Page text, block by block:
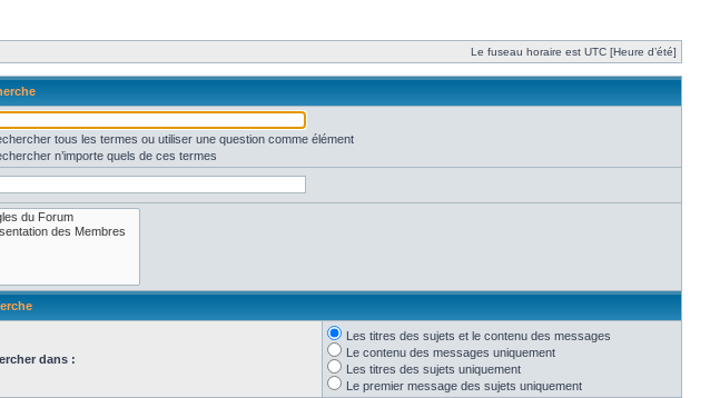
Le fuseau horaire est UTC [Heure d’été]
tous les termes ou utiliser une question comme élément
n’importe quels de ces termes
dans :
Les titres des sujets et le contenu des messages
Le contenu des messages uniquement
Les titres des sujets uniquement
Le premier message des sujets uniquement